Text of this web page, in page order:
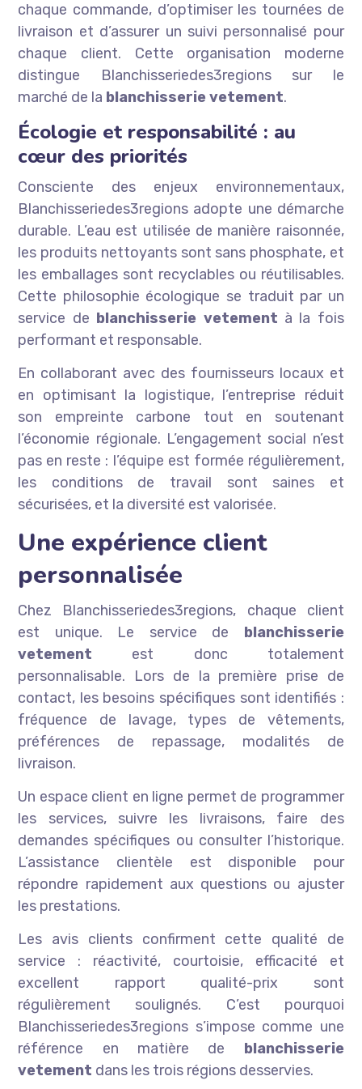
chaque commande, d’optimiser les tournées de
livraison et d’assurer un suivi personnalisé pour
chaque client. Cette organisation moderne
distingue Blanchisseriedes3regions sur le
marché de la blanchisserie vetement.
Écologie et responsabilité : au
cœur des priorités
Consciente des enjeux environnementaux,
Blanchisseriedes3regions adopte une démarche
durable. L’eau est utilisée de manière raisonnée,
les produits nettoyants sont sans phosphate, et
les emballages sont recyclables ou réutilisables.
Cette philosophie écologique se traduit par un
service de blanchisserie vetement à la fois
performant et responsable.
En collaborant avec des fournisseurs locaux et
en optimisant la logistique, l’entreprise réduit
son empreinte carbone tout en soutenant
l’économie régionale. L’engagement social n’est
pas en reste : l’équipe est formée régulièrement,
les conditions de travail sont saines et
sécurisées, et la diversité est valorisée.
Une expérience client
personnalisée
Chez Blanchisseriedes3regions, chaque client
est unique. Le service de blanchisserie
vetement est donc totalement
personnalisable. Lors de la première prise de
contact, les besoins spécifiques sont identifiés :
fréquence de lavage, types de vêtements,
préférences de repassage, modalités de
livraison.
Un espace client en ligne permet de programmer
les services, suivre les livraisons, faire des
demandes spécifiques ou consulter l’historique.
L’assistance clientèle est disponible pour
répondre rapidement aux questions ou ajuster
les prestations.
Les avis clients confirment cette qualité de
service : réactivité, courtoisie, efficacité et
excellent rapport qualité-prix sont
régulièrement soulignés. C’est pourquoi
Blanchisseriedes3regions s’impose comme une
référence en matière de blanchisserie
vetement dans les trois régions desservies.